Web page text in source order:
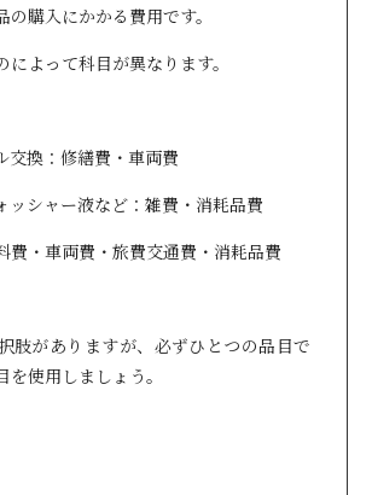
の購入にかかる費用です。
によって科目が異なります。
交換：修繕費・車両費
ッシャー液など：雑費・消耗品費
費・車両費・旅費交通費・消耗品費
肢がありますが、必ずひとつの品目で
を使用しましょう。